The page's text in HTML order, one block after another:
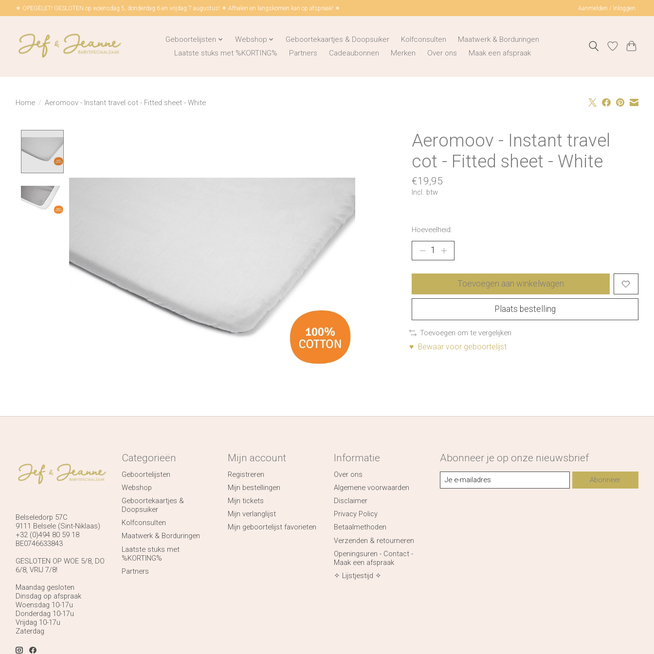
☀ OPEGELET! GESLOTEN op woensdag 5, donderdag 6 en vrijdag 7 augustus! ☀ Afhalen en langskomen kan op afspraak! ☀ Aanmelden / Inloggen
Geboortelijsten Webshop Geboortekaartjes & Doopsuiker Kolfconsulten
Maatwerk & Borduringen
Laatste stuks met %KORTING%
Partners Cadeaubonnen Merken Over ons Maak een afspraak
Home / Aeromoov - Instant travel cot - Fitted sheet - White
Aeromoov - Instant travel
cot - Fitted sheet - White
€19,95
Incl. btw
Hoeveelheid:
Toevoegen aan winkelwagen
Plaats bestelling
Toevoegen om te vergelijken
♥ Bewaar voor geboortelijst
Belseledorp 57C
9111 Belsele (Sint-Niklaas)
+32 (0)494 80 59 18
BE0746633843
GESLOTEN OP WOE 5/8, DO
6/8, VRIJ 7/8!
Maandag gesloten
Dinsdag op afspraak
Woensdag 10-17u
Donderdag 10-17u
Vrijdag 10-17u
Zaterdag
Categorieën
Geboortelijsten
Webshop
Geboortekaartjes &
Doopsuiker
Kolfconsulten
Maatwerk & Borduringen
Laatste stuks met
%KORTING%
Partners
Mijn account
Registreren
Mijn bestellingen
Mijn tickets
Mijn verlanglijst
Mijn geboortelijst favorieten
Informatie
Over ons
Algemene voorwaarden
Disclaimer
Privacy Policy
Betaalmethoden
Verzenden & retourneren
Openingsuren - Contact -
Maak een afspraak
✧ Lijstjestijd ✧
Abonneer je op onze nieuwsbrief
Abonneer